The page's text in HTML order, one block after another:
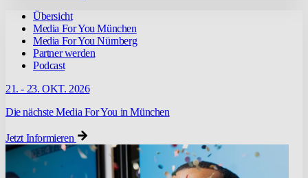
Übersicht
Media For You München
Media For You Nürnberg
Partner werden
Podcast
21. - 23. OKT. 2026
Die nächste Media For You in München
Jetzt Informieren